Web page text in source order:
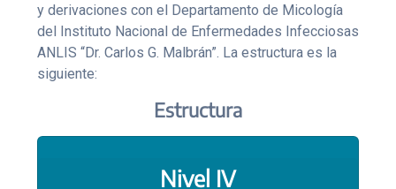
y derivaciones con el Departamento de Micología
del Instituto Nacional de Enfermedades Infecciosas
ANLIS “Dr. Carlos G. Malbrán”. La estructura es la
siguiente:
Estructura
Nivel IV